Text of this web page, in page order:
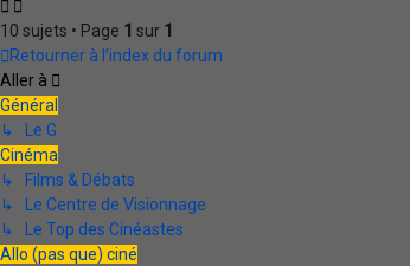
10 sujets • Page 1 sur 1
Retourner à l’index du forum
Aller à
Général
↳ Le G
Cinéma
↳ Films & Débats
↳ Le Centre de Visionnage
↳ Le Top des Cinéastes
Allo (pas que) ciné